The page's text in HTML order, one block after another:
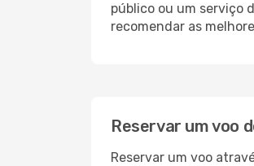
público ou um serviço
recomendar as
Reservar um voo
Reservar um voo